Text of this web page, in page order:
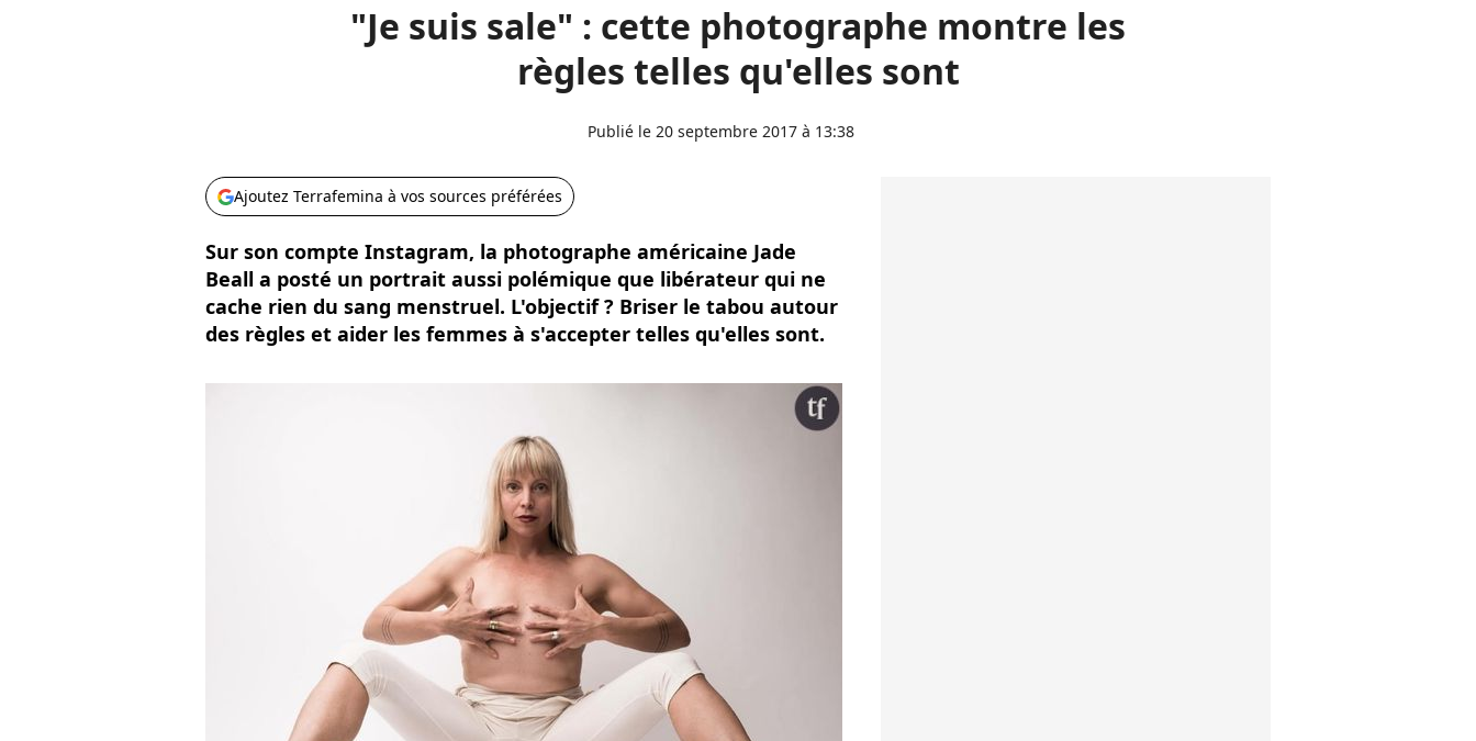
"Je suis sale" : cette photographe montre les
règles telles qu'elles sont
Publié le 20 septembre 2017 à 13:38
Ajoutez Terrafemina à vos sources préférées
Sur son compte Instagram, la photographe américaine Jade
Beall a posté un portrait aussi polémique que libérateur qui ne
cache rien du sang menstruel. L'objectif ? Briser le tabou autour
des règles et aider les femmes à s'accepter telles qu'elles sont.